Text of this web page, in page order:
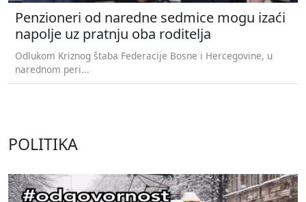
Penzioneri od naredne sedmice mogu izaći
napolje uz pratnju oba roditelja
Odlukom Kriznog štaba Federacije Bosne i Hercegovine, u
narednom peri...
POLITIKA